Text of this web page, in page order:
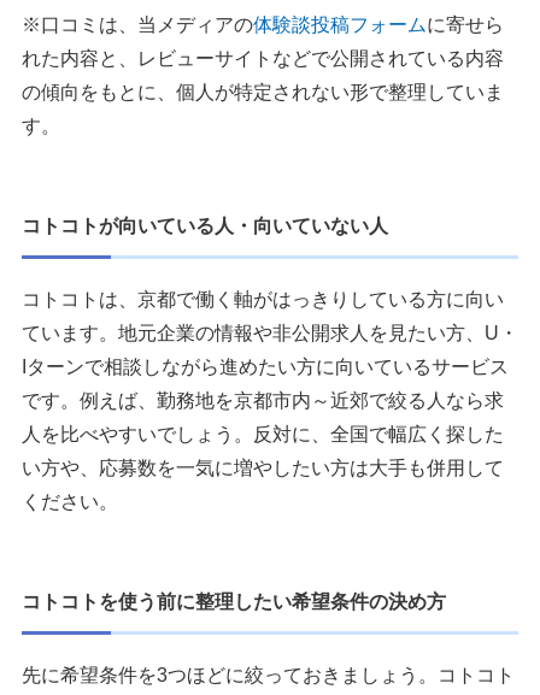
※口コミは、当メディアの体験談投稿フォームに寄せら
れた内容と、レビューサイトなどで公開されている内容
の傾向をもとに、個人が特定されない形で整理していま
す。
コトコトが向いている人・向いていない人
コトコトは、京都で働く軸がはっきりしている方に向い
ています。地元企業の情報や非公開求人を見たい方、U・
Iターンで相談しながら進めたい方に向いているサービス
です。例えば、勤務地を京都市内～近郊で絞る人なら求
人を比べやすいでしょう。反対に、全国で幅広く探した
い方や、応募数を一気に増やしたい方は大手も併用して
ください。
コトコトを使う前に整理したい希望条件の決め方
先に希望条件を3つほどに絞っておきましょう。コトコト